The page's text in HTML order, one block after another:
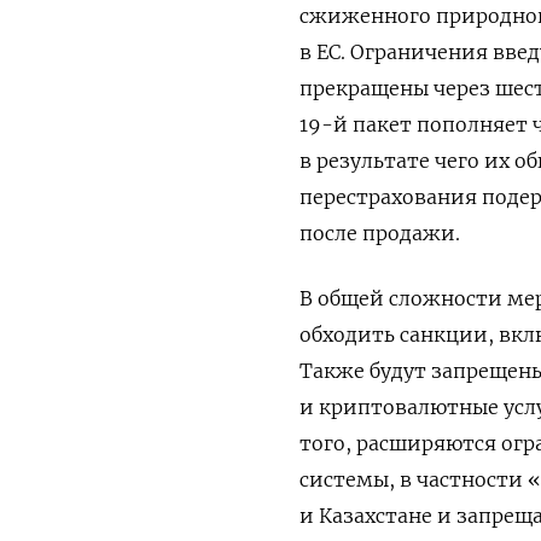
сжиженного
в ЕС. Ограничения
прекращены через
19-й пакет пополняет
в результате чего их
перестрахования
после продажи.
В общей сложности
обходить санкции,
Также будут
и криптовалютные
того, расширяются
системы, в частности
и Казахстане и